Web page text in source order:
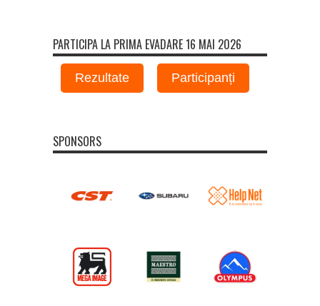
PARTICIPA LA PRIMA EVADARE 16 MAI 2026
Rezultate Participanți
SPONSORS